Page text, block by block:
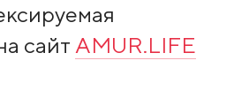
сайт AMUR.LIFE